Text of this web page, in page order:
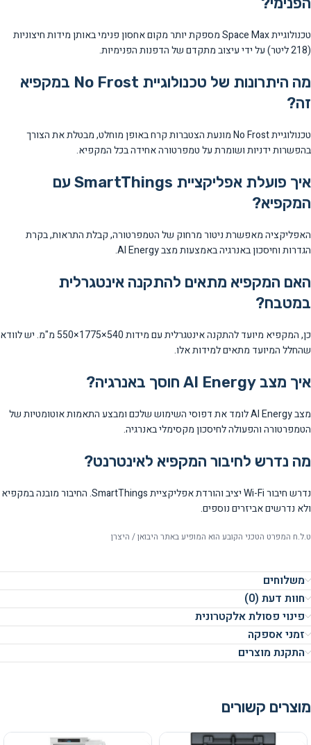
טכנולוגיית Space Max מספקת יותר מקום אחסון פנימי באותן מידות חיצוניות
(218 ליטר) על ידי עיצוב מתקדם של הדפנות הפנימיות.
מה היתרונות של טכנולוגיית No Frost במקפיא
זה?
טכנולוגיית No Frost מונעת הצטברות קרח באופן מוחלט, מבטלת את הצורך
בהפשרות ידניות ושומרת על טמפרטורה אחידה בכל המקפיא.
איך פועלת אפליקציית SmartThings עם
המקפיא?
האפליקציה מאפשרת ניטור מרחוק של הטמפרטורה, קבלת התראות, בקרת
הגדרות וחיסכון באנרגיה באמצעות מצב AI Energy.
האם המקפיא מתאים להתקנה אינטגרלית
במטבח?
כן, המקפיא מיועד להתקנה אינטגרלית עם מידות 540×1775×550 מ"מ. יש לוודא
שהחלל המיועד מתאים למידות אלו.
איך מצב AI Energy חוסך באנרגיה?
מצב AI Energy לומד את דפוסי השימוש שלכם ומבצע התאמות אוטומטיות של
הטמפרטורה והפעולה לחיסכון מקסימלי באנרגיה.
מה נדרש לחיבור המקפיא לאינטרנט?
נדרש חיבור Wi-Fi יציב והורדת אפליקציית SmartThings. החיבור מובנה במקפיא
ולא נדרשים אביזרים נוספים.
ט.ל.ח המפרט הטכני הקובע הוא המופיע באתר היבואן / היצרן
משלוחים
חוות דעת (0)
פינוי פסולת אלקטרונית
זמני אספקה
התקנת מוצרים
מוצרים קשורים